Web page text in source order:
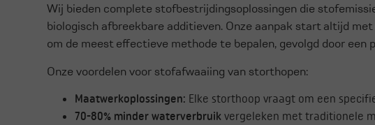
Wij bieden complete stofbestrijdingsoplossingen die
biologisch afbreekbare additieven. Onze aanpak start altijd
om de meest effectieve methode te bepalen, gevolgd door een
Onze voordelen voor stofafwaaiing van storthopen:
Maatwerkoplossingen: Elke storthoop vraagt om een
70-80% minder waterverbruik vergeleken met traditionele